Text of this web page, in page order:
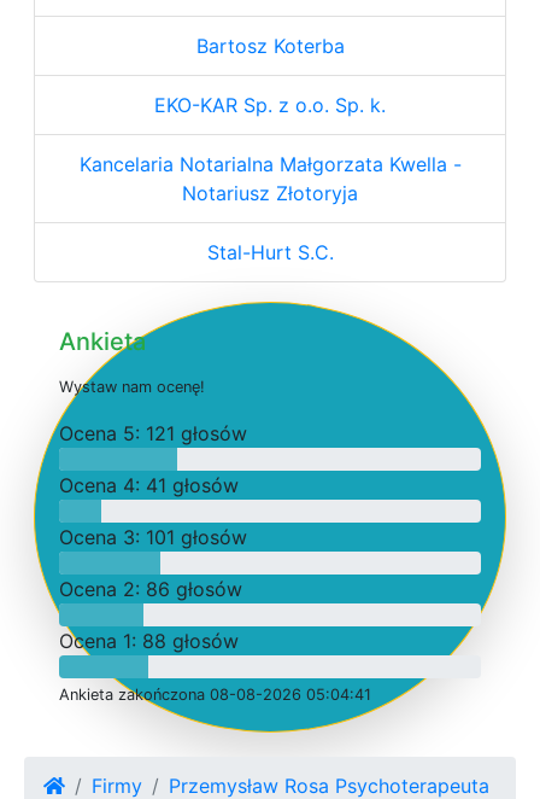
Bartosz Koterba
EKO-KAR Sp. z o.o. Sp. k.
Kancelaria Notarialna Małgorzata Kwella -
Notariusz Złotoryja
Stal-Hurt S.C.
Ankieta
Wystaw nam ocenę!
Ocena 5: 121 głosów
Ocena 4: 41 głosów
Ocena 3: 101 głosów
Ocena 2: 86 głosów
Ocena 1: 88 głosów
Ankieta zakończona 08-08-2026 05:04:41
Firmy Przemysław Rosa Psychoterapeuta